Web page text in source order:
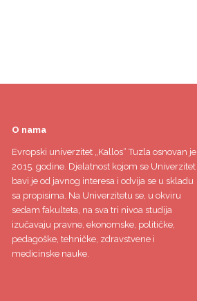
O nama
Evropski univerzitet „Kallos“ Tuzlaosnovan je
2015. godine. Djelatnost kojom se Univerzitet
bavi je od javnog interesa i odvija se u skladu
sa propisima. Na Univerzitetu se, u okviru
sedam fakulteta, na sva tri nivoa studija
izučavaju pravne, ekonomske, političke,
pedagoške, tehničke, zdravstvene i
medicinske nauke.